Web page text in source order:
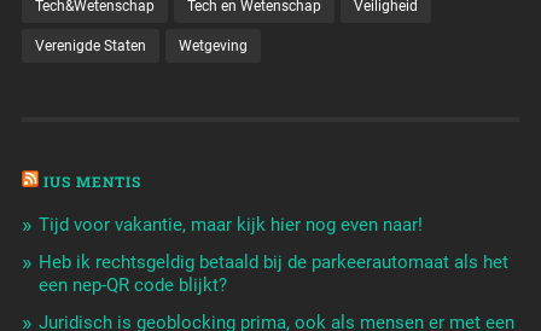
Tech&Wetenschap Tech en Wetenschap Veiligheid
Verenigde Staten Wetgeving
IUS MENTIS
Tijd voor vakantie, maar kijk hier nog even naar!
Heb ik rechtsgeldig betaald bij de parkeerautomaat als het
een nep-QR code blijkt?
Juridisch is geoblocking prima, ook als mensen er met een